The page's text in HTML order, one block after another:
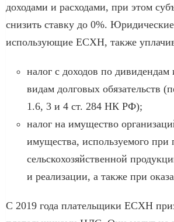
доходами и расходами, при этом
снизить ставку до 0%.
использующие ЕСХН, также
налог с доходов по
видам долговых обязательств
1.6, 3 и 4 ст. 284 НК РФ);
налог на имущество
имущества, используемого при
сельскохозяйственной
и реализации, а также при
С 2019 года плательщики ЕСХН